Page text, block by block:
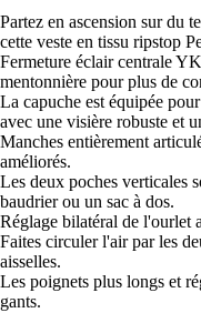
Partez en ascension sur du
cette veste en tissu ripstop
Fermeture éclair centrale
mentonnière pour plus de
La capuche est équipée
avec une visière robuste et
Manches entièrement
améliorés.
Les deux poches verticales
baudrier ou un sac à dos.
Réglage bilatéral de l'ourlet
Faites circuler l'air par les
aisselles.
Les poignets plus longs et
gants.